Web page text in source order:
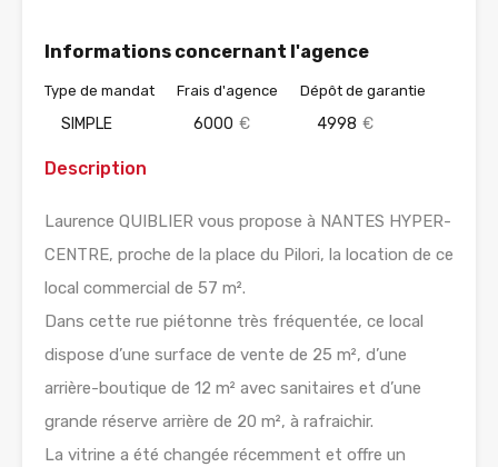
Informations concernant l'agence
Type de mandat
SIMPLE
Frais d'agence
6000 €
Dépôt de garantie
4998 €
Description
Laurence QUIBLIER vous propose à NANTES HYPER-
CENTRE, proche de la place du Pilori, la location de ce
local commercial de 57 m².
Dans cette rue piétonne très fréquentée, ce local
dispose d’une surface de vente de 25 m², d’une
arrière-boutique de 12 m² avec sanitaires et d’une
grande réserve arrière de 20 m², à rafraichir.
La vitrine a été changée récemment et offre un